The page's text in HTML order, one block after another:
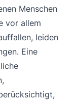
Menschen
vor allem
leiden
Eine
,